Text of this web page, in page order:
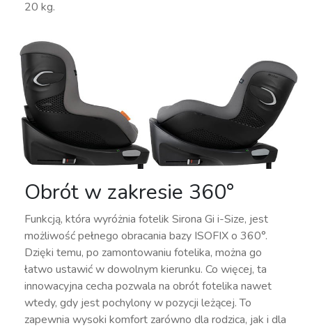
20 kg.
Obrót w zakresie 360°
Funkcją, która wyróżnia fotelik Sirona Gi i-Size, jest
możliwość pełnego obracania bazy ISOFIX o 360°.
Dzięki temu, po zamontowaniu fotelika, można go
łatwo ustawić w dowolnym kierunku. Co więcej, ta
innowacyjna cecha pozwala na obrót fotelika nawet
wtedy, gdy jest pochylony w pozycji leżącej. To
zapewnia wysoki komfort zarówno dla rodzica, jak i dla